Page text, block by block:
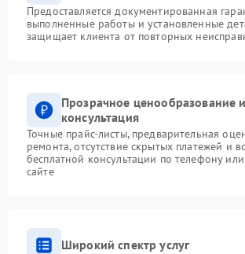
Предоставляется документированная
выполненные работы и установленные
защищает клиента от повторных
Прозрачное ценообразование
консультация
Точные прайс-листы, предварительная
ремонта, отсутствие скрытых платежей и
бесплатной консультации по телефону
сайте
Широкий спектр услуг